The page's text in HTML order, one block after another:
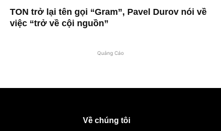
TON trở lại tên gọi “Gram”, Pavel Durov nói về
việc “trở về cội nguồn”
Quảng Cáo
Về chúng tôi